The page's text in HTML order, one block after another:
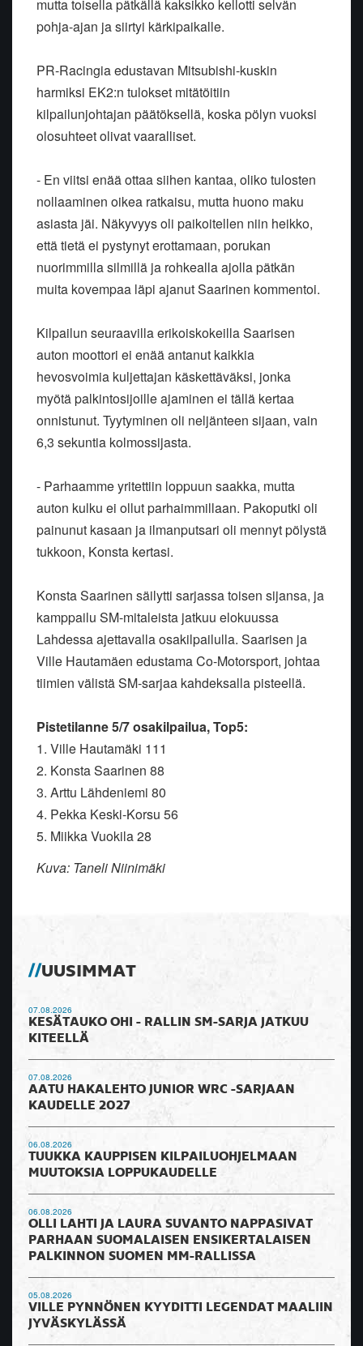
mutta toisella pätkällä kaksikko kellotti selvän
pohja-ajan ja siirtyi kärkipaikalle.
PR-Racingia edustavan Mitsubishi-kuskin
harmiksi EK2:n tulokset mitätöitiin
kilpailunjohtajan päätöksellä, koska pölyn vuoksi
olosuhteetolivat vaaralliset.
- En viitsi enää ottaa siihen kantaa, oliko tulosten
nollaaminen oikea ratkaisu, mutta huono maku
asiasta jäi. Näkyvyys oli paikoitellen niin heikko,
että tietä ei pystynyt erottamaan, porukan
nuorimmilla silmillä ja rohkealla ajolla pätkän
muita kovempaa läpi ajanut Saarinen kommentoi.
Kilpailun seuraavilla erikoiskokeilla Saarisen
auton moottori ei enääantanut kaikkia
hevosvoimia kuljettajan käskettäväksi, jonka
myötäpalkintosijoille ajaminen ei tällä kertaa
onnistunut. Tyytyminen oli neljänteen sijaan, vain
6,3 sekuntia kolmossijasta.
- Parhaamme yritettiin loppuun saakka, mutta
auton kulku ei ollutparhaimmillaan. Pakoputki oli
painunut kasaan ja ilmanputsari oli mennytpölystä
tukkoon, Konsta kertasi.
Konsta Saarinen säilytti sarjassa toisen sijansa, ja
kamppailu SM-mitaleista jatkuu elokuussa
Lahdessa ajettavalla osakilpailulla. Saarisen ja
Ville Hautamäen edustama Co-Motorsport, johtaa
tiimien välistä SM-sarjaa kahdeksalla pisteellä.
Pistetilanne 5/7 osakilpailua, Top5:
1. Ville Hautamäki 111
2. Konsta Saarinen 88
3. Arttu Lähdeniemi 80
4. Pekka Keski-Korsu 56
5. Miikka Vuokila 28
Kuva: Taneli Niinimäki
UUSIMMAT
07.08.2026
KESÄTAUKO OHI - RALLIN SM-SARJA JATKUU
KITEELLÄ
07.08.2026
AATU HAKALEHTO JUNIOR WRC -SARJAAN
KAUDELLE 2027
06.08.2026
TUUKKA KAUPPISEN KILPAILUOHJELMAAN
MUUTOKSIA LOPPUKAUDELLE
06.08.2026
OLLI LAHTI JA LAURA SUVANTO NAPPASIVAT
PARHAAN SUOMALAISEN ENSIKERTALAISEN
PALKINNON SUOMEN MM-RALLISSA
05.08.2026
VILLE PYNNÖNEN KYYDITTI LEGENDAT MAALIIN
JYVÄSKYLÄSSÄ